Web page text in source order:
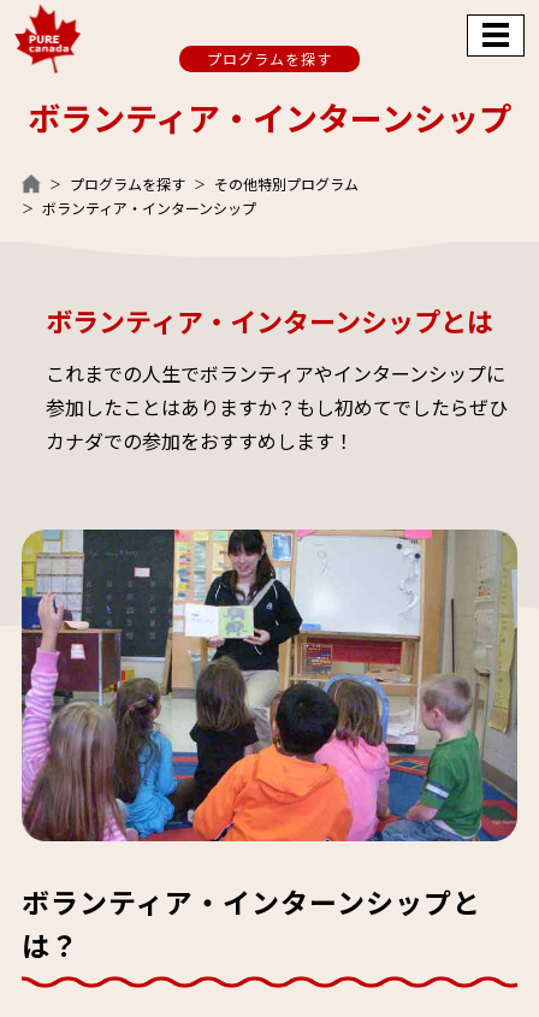
ボランティア・インターンシップ
プログラムを探す
その他特別プログラム
ボランティア・インターンシップ
プログラムを探す
ボランティア・インターンシップとは
これまでの人生でボランティアやインターンシップに
参加したことはありますか？もし初めてでしたらぜひ
カナダでの参加をおすすめします！
ボランティア・インターンシップと
は？